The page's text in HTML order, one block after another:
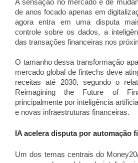
A sensação no mercado é de
de anos focado apenas em
agora entra em uma disputa
controle sobre os dados, a
das transações financeiras nos
O tamanho dessa transformação
mercado global de fintechs deve
receitas até 2030, segundo o
Reimagining the Future of
principalmente por inteligência
e novas infraestruturas financeiras.
IA acelera disputa por automação
Um dos temas centrais do